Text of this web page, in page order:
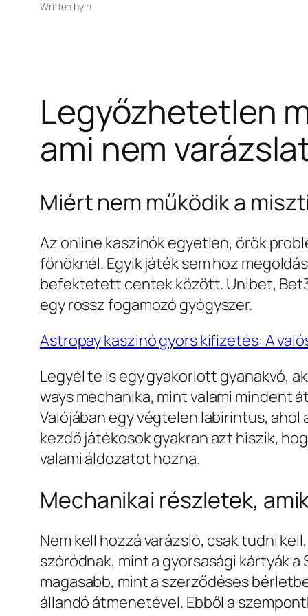
Written byin
Legyőzhetetlen
ami nem
Miért nem működik a
Az online kaszinók egyetlen, örök
főnöknél. Egyik játék sem hoz
befektetett centek között. Unibet,
egy rossz fogamozó gyógyszer.
Astropay kaszinó gyors kifizetés: A
Legyél te is egy gyakorlott gyanakvó,
ways mechanika, mint valami mindent
Valójában egy végtelen labirintus, ahol
kezdő játékosok gyakran azt hiszik,
valami áldozatot hozna.
Mechanikai részletek,
Nem kell hozzá varázsló, csak tudni
szóródnak, mint a gyorsasági kártyák a
magasabb, mint a szerződéses
állandó átmenetével. Ebből a